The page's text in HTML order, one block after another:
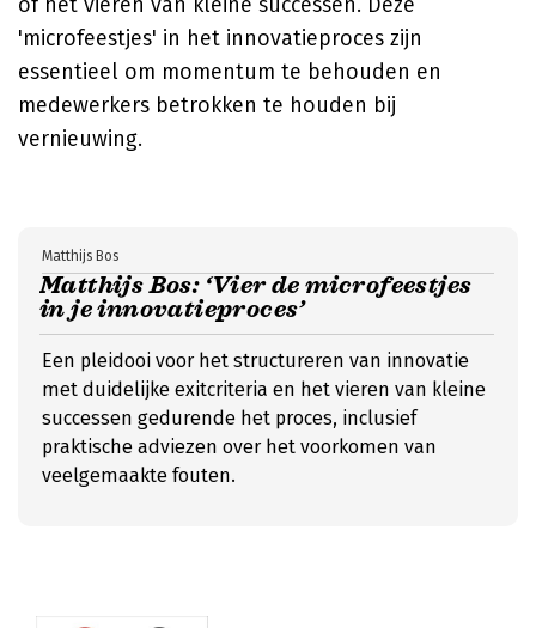
'microfeestjes' in het innovatieproces zijn
essentieel om momentum te behouden en
medewerkers betrokken te houden bij
vernieuwing.
Matthijs Bos: ‘Vier de microfeestjes
in je innovatieproces’
Matthijs Bos
Een pleidooi voor het structureren van innovatie
met duidelijke exitcriteria en het vieren van kleine
successen gedurende het proces, inclusief
praktische adviezen over het voorkomen van
veelgemaakte fouten.